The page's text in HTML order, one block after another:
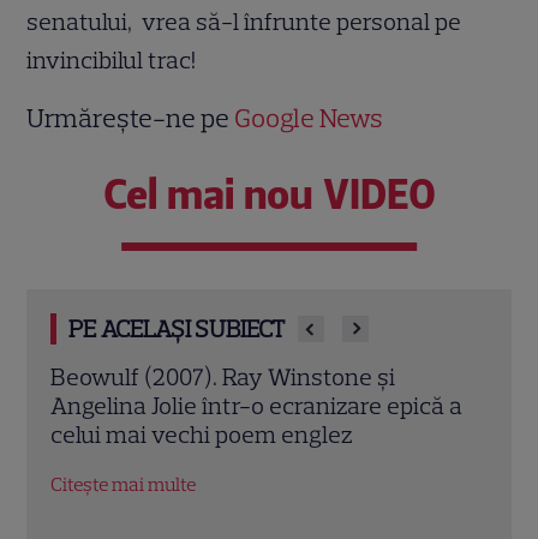
senatului, vrea să-l înfrunte personal pe
invincibilul trac!
Urmărește-ne pe Google News
Cel mai nou VIDEO
PE ACELAȘI SUBIECT
Jack Ryan: Agentul din umbră (2014).
Chris Pine și Kevin Costner, într-o cursă
contra cronometru pentru salvarea